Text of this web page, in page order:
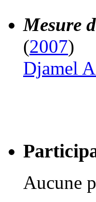
Mesure
(2007)
Djamel
Aucune